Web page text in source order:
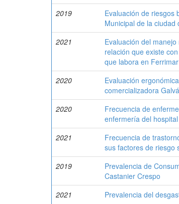
2019
Evaluación de riesgos
Municipal de la ciudad
2021
Evaluación del
relación que existe
que labora en
2020
Evaluación
comercializadora
2020
Frecuencia de
enfermería del
2021
Frecuencia de
sus factores de riesgo
2019
Prevalencia de
Castanier Crespo
2021
Prevalencia del